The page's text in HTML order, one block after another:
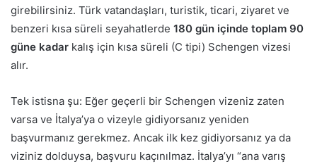
girebilirsiniz. Türk vatandaşları, turistik, ticari, ziyaret ve
benzeri kısa süreli seyahatlerde 180 gün içinde toplam 90
güne kadar kalış için kısa süreli (C tipi) Schengen vizesi
alır.
Tek istisna şu: Eğer geçerli bir Schengen vizeniz zaten
varsa ve İtalya’ya o vizeyle gidiyorsanız yeniden
başvurmanız gerekmez. Ancak ilk kez gidiyorsanız ya da
viziniz dolduysa, başvuru kaçınılmaz. İtalya’yı “ana varış